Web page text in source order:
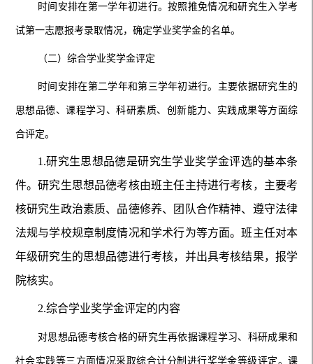
时间安排在第一学年初进行。按照推免情况和研究生入学考
试第一志愿报考录取情况，确定学业奖学金的名单。
（二）综合学业奖学金评定
时间安排在第二学年和第三学年初进行。主要依据研究生的
思想品德、课程学习、科研素质、创新能力、实践成果等方面综
合评定。
1.研究生思想品德是研究生学业奖学金评选的基本条
件。研究生思想品德考核由班主任主持进行考核，主要考
核研究生政治素质、品德修养、团队合作精神、遵守法律
法规与学校规章制度情况和学术行为等方面。班主任对本
年级研究生的思想品德进行考核，并出具考核结果，报学
院核实。
2.综合学业奖学金评定的内容
对思想品德考核合格的研究生再依据课程学习、科研成果和
社会实践等三方面情况采取综合计分制进行奖学金等级评定。课